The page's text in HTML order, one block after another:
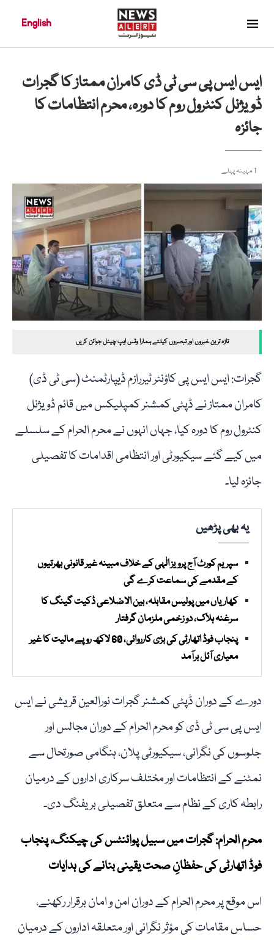
English
ایس ایس پی سی ٹی ڈی کامران ممتاز کا گجرات
ڈویژنل کنٹرول روم کا دورہ، محرم انتظامات کا
جائزہ
1 مہینہ پہلے
تازہ ترین خبروں اور تبصروں کیلئے ہمارا وٹس ایپ چینل جوائن کریں
گجرات: ایس ایس پی کاؤنٹر ٹیررازم ڈیپارٹمنٹ (سی ٹی ڈی)
کامران ممتاز نے ڈپٹی کمشنر کمپلیکس میں قائم ڈویژنل
کنٹرول روم کا دورہ کیا، جہاں انہوں نے محرم الحرام کے سلسلے
میں کیے گئے سیکیورٹی اور انتظامی اقدامات کا تفصیلی
جائزہ لیا۔
یہ بھی پڑھیں
سپریم کورٹ آج پرویز الٰہی کے خلاف مبینہ غیر قانونی بھرتیوں
کے مقدمے کی سماعت کرے گی
کھاریاں میں پولیس مقابلہ، بین الاضلاعی ڈکیت گینگ کا
سرغنہ ہلاک، دو زخمی ملزمان گرفتار
پنجاب فوڈ اتھارٹی کی بڑی کارروائی، 60 لاکھ روپے مالیت کا غیر
معیاری آئل برآمد
دورے کے دوران ڈپٹی کمشنر گجرات نورالعین قریشی نے ایس
ایس پی سی ٹی ڈی کو محرم الحرام کے دوران مجالس اور
جلوسوں کی نگرانی، سیکیورٹی پلان، ہنگامی صورتحال سے
نمٹنے کے انتظامات اور مختلف سرکاری اداروں کے درمیان
رابطہ کاری کے نظام سے متعلق تفصیلی بریفنگ دی۔
محرم الحرام: گجرات میں سبیل پوائنٹس کی چیکنگ، پنجاب
فوڈ اتھارٹی کی حفظانِ صحت یقینی بنانے کی ہدایات
اس موقع پر محرم الحرام کے دوران امن و امان برقرار رکھنے،
حساس مقامات کی مؤثر نگرانی اور متعلقہ اداروں کے درمیان